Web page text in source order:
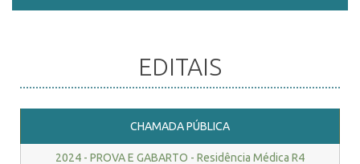
EDITAIS
CHAMADA PÚBLICA
2024 - PROVA E GABARTO - Residência Médica R4